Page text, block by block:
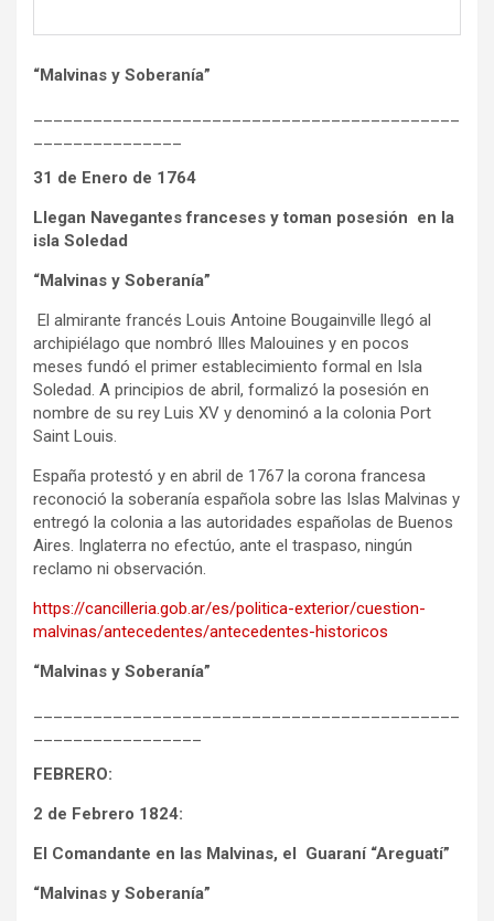
“Malvinas y Soberanía”
31 de Enero de 1764
Llegan Navegantes franceses y toman posesión en la
isla Soledad
“Malvinas y Soberanía”
El almirante francés Louis Antoine Bougainville llegó al
archipiélago que nombró Illes Malouines y en pocos
meses fundó el primer establecimiento formal en Isla
Soledad. A principios de abril, formalizó la posesión en
nombre de su rey Luis XV y denominó a la colonia Port
Saint Louis.
España protestó y en abril de 1767 la corona francesa
reconoció la soberanía española sobre las Islas Malvinas y
entregó la colonia a las autoridades españolas de Buenos
Aires. Inglaterra no efectúo, ante el traspaso, ningún
reclamo ni observación.
https://cancilleria.gob.ar/es/politica-exterior/cuestion-
malvinas/antecedentes/antecedentes-historicos
“Malvinas y Soberanía”
FEBRERO:
2 de Febrero 1824:
El Comandante en las Malvinas, el Guaraní “Areguatí”
“Malvinas y Soberanía”